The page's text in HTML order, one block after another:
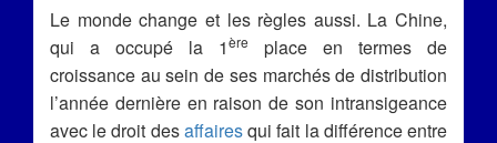
Le monde change et les règles aussi. La Chine,
qui a occupé la 1ère
place en termes de
croissance au sein de ses marchés de distribution
l’année dernière en raison de son intransigeance
avec le droit desaffairesqui fait la différence entre